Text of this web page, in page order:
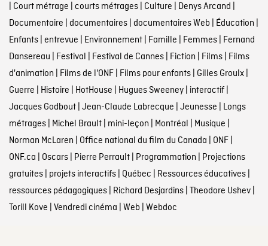
| Court métrage | courts métrages| Culture | Denys Arcand |
Documentaire | documentaires| documentaires Web | Éducation |
Enfants| entrevue | Environnement| Famille | Femmes| Fernand
Dansereau | Festival | Festival de Cannes| Fiction | Films| Films
d'animation | Films de l'ONF| Films pour enfants| Gilles Groulx|
Guerre | Histoire | HotHouse | Hugues Sweeney| interactif|
Jacques Godbout| Jean-Claude Labrecque | Jeunesse | Longs
métrages| Michel Brault| mini-leçon | Montréal | Musique |
Norman McLaren | Office national du film du Canada | ONF|
ONF.ca | Oscars| Pierre Perrault| Programmation | Projections
gratuites| projets interactifs| Québec | Ressources éducatives|
ressources pédagogiques| Richard Desjardins| Theodore Ushev|
Torill Kove | Vendredi cinéma | Web | Webdoc